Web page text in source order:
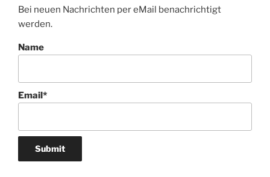
Bei neuen Nachrichten per eMail benachrichtigt
werden.
Name
Email*